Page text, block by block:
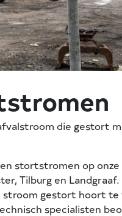
die gestort
stortstromen op
Tilburg en
stroom gestort hoort te
specialisten